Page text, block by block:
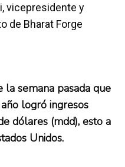
vicepresidente y
de Bharat Forge
semana pasada que
logró ingresos
dólares (mdd), esto a
Unidos.